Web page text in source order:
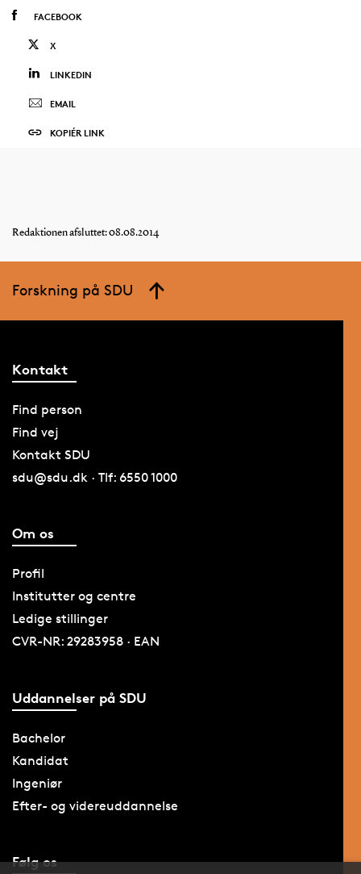
FACEBOOK
X
LINKEDIN
EMAIL
KOPIÉR LINK
Redaktionen afsluttet: 08.08.2014
Forskning på SDU
Kontakt
Find person
Find vej
Kontakt SDU
sdu@sdu.dk · Tlf: 6550 1000
Om os
Profil
Institutter og centre
Ledige stillinger
CVR-NR: 29283958 · EAN
Uddannelser på SDU
Bachelor
Kandidat
Ingeniør
Efter- og videreuddannelse
Følg os